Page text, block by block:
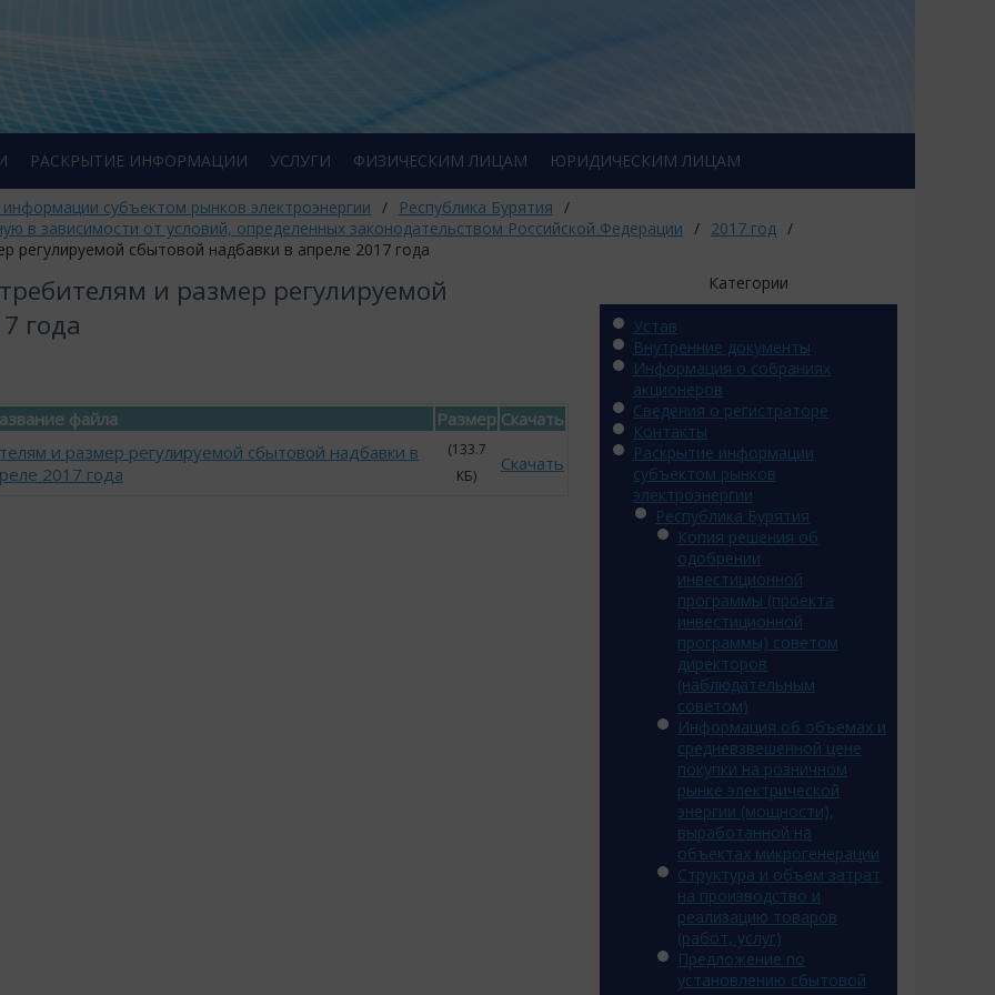
РАСКРЫТИЕ ИНФОРМАЦИИ УСЛУГИ ФИЗИЧЕСКИМ ЛИЦАМ ЮРИДИЧЕСКИМ ЛИЦАМ
информации субъектом рынков электроэнергии / Республика Бурятия /
в зависимости от условий, определенных законодательством Российской Федерации / 2017 год /
регулируемой сбытовой надбавки в апреле 2017 года
и размер регулируемой
года
файла Размер Скачать
и размер регулируемой сбытовой надбавки в
2017 года
(133.7
КБ)
Скачать
Категории
Устав
Внутренние документы
Информация о собраниях
акционеров
Сведения о регистраторе
Контакты
Раскрытие информации
субъектом рынков
электроэнергии
Республика Бурятия
Копия решения об
одобрении
инвестиционной
программы (проекта
инвестиционной
программы) советом
директоров
(наблюдательным
советом)
Информация об объемах и
средневзвешенной цене
покупки на розничном
рынке электрической
энергии (мощности),
выработанной на
объектах микрогенерации
Структура и объем затрат
на производство и
реализацию товаров
(работ, услуг)
Предложение по
установлению сбытовой